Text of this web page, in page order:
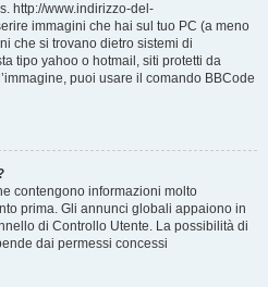
http://www.indirizzo-del-
immagini che hai sul tuo PC (a meno
che si trovano dietro sistemi di
tipo yahoo o hotmail, siti protetti da
puoi usare il comando BBCode
contengono informazioni molto
prima. Gli annunci globali appaiono in
di Controllo Utente. La possibilità di
dai permessi concessi